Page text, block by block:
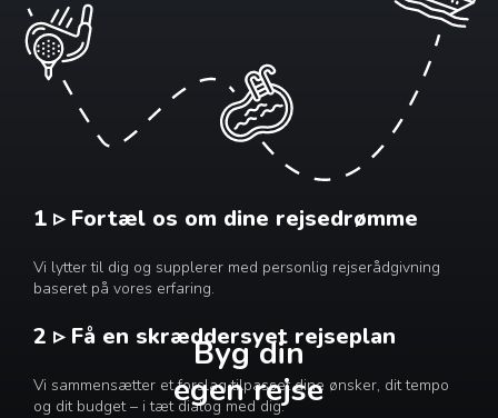
Byg din
egen rejse
1 ▹ Fortæl os om dine rejsedrømme
Vi lytter til dig og supplerer med personlig rejserådgivning
baseret på vores erfaring.
2 ▹ Få en skræddersyet rejseplan
Vi sammensætter et forslag tilpasset dine ønsker, dit tempo
og dit budget – i tæt dialog med dig.